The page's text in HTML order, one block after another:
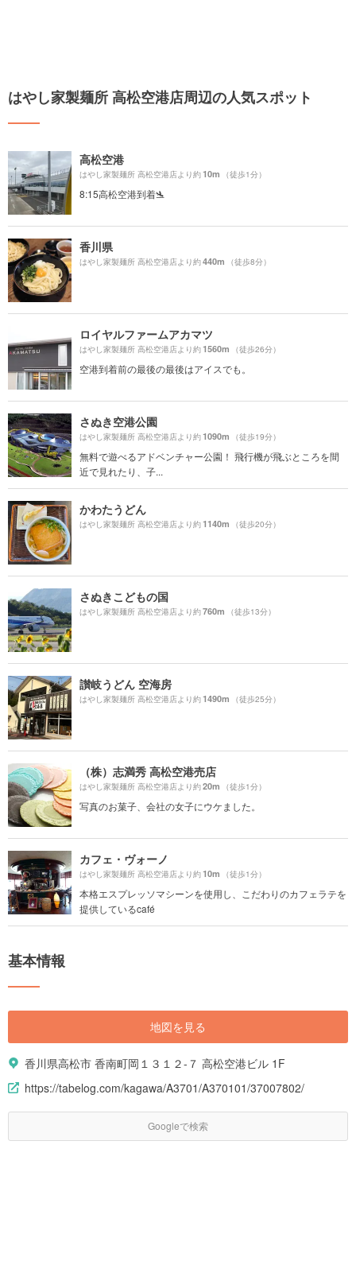
はやし家製麺所 高松空港店周辺の人気スポット
高松空港
はやし家製麺所 高松空港店より約10m （徒歩1分）
8:15高松空港到着🛬
香川県
はやし家製麺所 高松空港店より約440m （徒歩8分）
ロイヤルファームアカマツ
はやし家製麺所 高松空港店より約1560m （徒歩26分）
空港到着前の最後の最後はアイスでも。
さぬき空港公園
はやし家製麺所 高松空港店より約1090m （徒歩19分）
無料で遊べるアドベンチャー公園！ 飛行機が飛ぶところを間
近で見れたり、子...
かわたうどん
はやし家製麺所 高松空港店より約1140m （徒歩20分）
さぬきこどもの国
はやし家製麺所 高松空港店より約760m （徒歩13分）
讃岐うどん 空海房
はやし家製麺所 高松空港店より約1490m （徒歩25分）
（株）志満秀 高松空港売店
はやし家製麺所 高松空港店より約20m （徒歩1分）
写真のお菓子、会社の女子にウケました。
カフェ・ヴォーノ
はやし家製麺所 高松空港店より約10m （徒歩1分）
本格エスプレッソマシーンを使用し、こだわりのカフェラテを
提供しているcafé
基本情報
地図を見る
香川県高松市 香南町岡１３１２-７ 高松空港ビル 1F
https://tabelog.com/kagawa/A3701/A370101/37007802/
Googleで検索